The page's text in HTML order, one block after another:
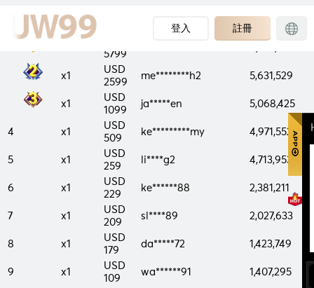
登入 註冊
RANK
PRIZE
COUNT
USERNAME TURNOVER
5799
x1
USD
2599
me********h2 5,631,529
x1
USD
1099
ja*****en 5,068,425
4 x1
USD
509
ke*********my 4,971,552
5 x1
USD
259
li****g2 4,713,953
6 x1
USD
229
ke******88 2,381,211
7 x1
USD
209
sl****89 2,027,633
8 x1
USD
179
da*****72 1,423,749
9 x1
USD
109
wa******91 1,407,295